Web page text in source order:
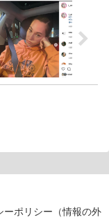
ーポリシー（情報の外